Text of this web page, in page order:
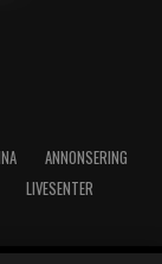
ANNONSERING
LIVESENTER